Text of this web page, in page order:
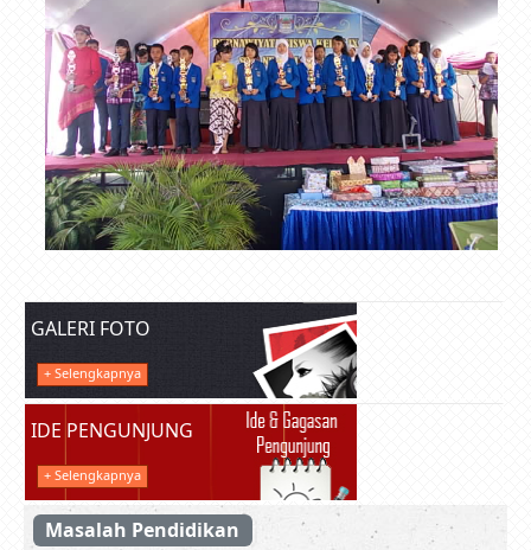
GALERI FOTO
+ Selengkapnya
IDE PENGUNJUNG
+ Selengkapnya
Masalah Pendidikan